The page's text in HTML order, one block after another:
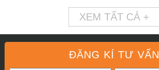
XEM TẤT CẢ +
ĐĂNG KÍ TƯ VẤN